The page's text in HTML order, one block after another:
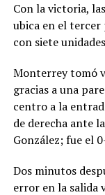
Con la victoria,
ubica en el tercer
con siete
Monterrey tomó
gracias a una
centro a la
de derecha ante
González; fue el
Dos minutos
error en la salida